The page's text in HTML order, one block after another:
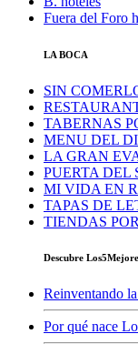
Fuera del Foro h
LA BOCA
SIN
TABERNAS
MENU DEL
LA GRAN
PUERTA DEL
MI VIDA EN
TAPAS DE
TIENDAS
Descubre
Reinventando
Por qué nace